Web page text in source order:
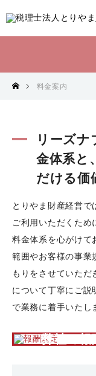
料金案内
リーズナ
金体系と
だける価
とりやま財産経営で
ご利用いただくため
料金体系を心がけて
範囲やお客様の事業
もりをさせていただ
について丁寧にご説
で業務に着手いたし
弊社の報